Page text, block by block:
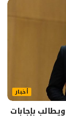
أخبار
بإجابات